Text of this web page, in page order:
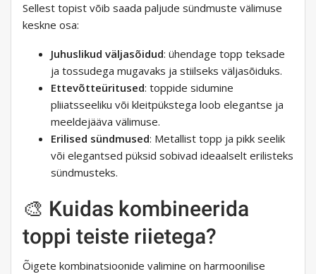
Sellest topist võib saada paljude sündmuste välimuse
keskne osa:
Juhuslikud väljasõidud: ühendage topp teksade
ja tossudega mugavaks ja stiilseks väljasõiduks.
Ettevõtteüritused: toppide sidumine
pliiatsseeliku või kleitpükstega loob elegantse ja
meeldejääva välimuse.
Erilised sündmused: Metallist topp ja pikk seelik
või elegantsed püksid sobivad ideaalselt erilisteks
sündmusteks.
🎨 Kuidas kombineerida
toppi teiste riietega?
Õigete kombinatsioonide valimine on harmoonilise